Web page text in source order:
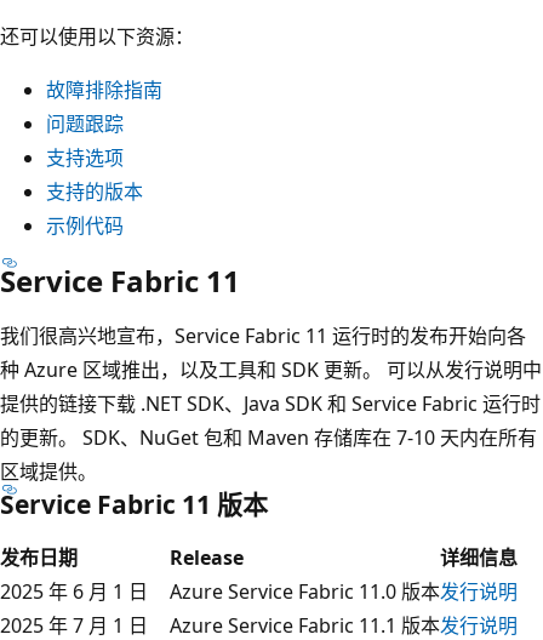
还可以使用以下资源：
故障排除指南
问题跟踪
支持选项
支持的版本
示例代码
Service Fabric 11
我们很高兴地宣布，Service Fabric 11 运行时的发布开始向各
种 Azure 区域推出，以及工具和 SDK 更新。 可以从发行说明中
提供的链接下载 .NET SDK、Java SDK 和 Service Fabric 运行时
的更新。 SDK、NuGet 包和 Maven 存储库在 7-10 天内在所有
区域提供。
Service Fabric 11 版本
发布日期 Release
详细信息
2025 年 6 月 1 日
Azure Service Fabric 11.0 版本发行说明
2025 年 7 月 1 日
Azure Service Fabric 11.1 版本发行说明